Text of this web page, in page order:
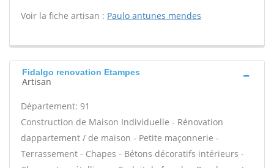
Voir la fiche artisan : Paulo antunes mendes
Fidalgo renovation Etampes
Artisan
Département: 91
Construction de Maison Individuelle - Rénovation
dappartement / de maison - Petite maçonnerie -
Terrassement - Chapes - Bétons décoratifs intérieurs -